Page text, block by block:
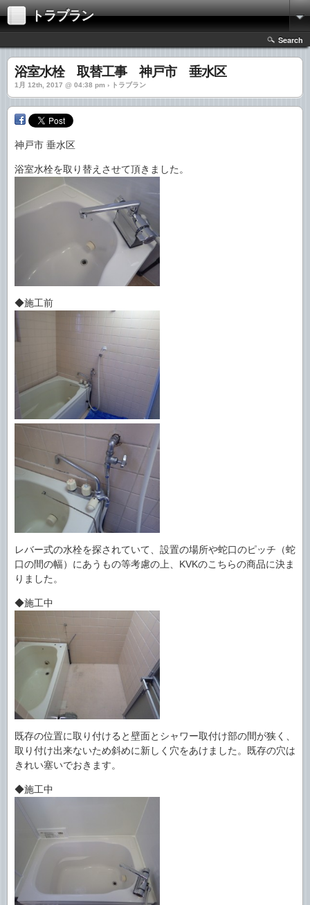
トラブラン
Search
浴室水栓 取替工事 神戸市 垂水区
1月 12th, 2017 @ 04:38 pm › トラブラン
神戸市 垂水区
浴室水栓を取り替えさせて頂きました。
◆施工前
レバー式の水栓を探されていて、設置の場所や蛇口のピッチ（蛇
口の間の幅）にあうもの等考慮の上、KVKのこちらの商品に決ま
りました。
◆施工中
既存の位置に取り付けると壁面とシャワー取付け部の間が狭く、
取り付け出来ないため斜めに新しく穴をあけました。既存の穴は
きれい塞いでおきます。
◆施工中